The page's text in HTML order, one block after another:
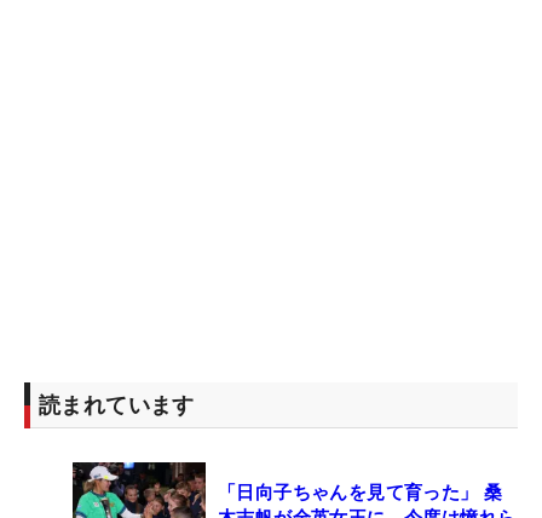
読まれています
「日向子ちゃんを見て育った」 桑